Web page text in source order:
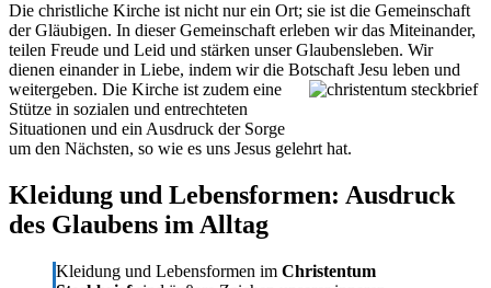
Die christliche Kirche ist nicht nur ein Ort; sie ist die Gemeinschaft
der Gläubigen. In dieser Gemeinschaft erleben wir das Miteinander,
teilen Freude und Leid und stärken unser Glaubensleben. Wir
dienen einander in Liebe, indem wir die Botschaft Jesu leben und
weitergeben. Die Kirche ist zudem eine
Stütze in sozialen und entrechteten
Situationen und ein Ausdruck der Sorge
um den Nächsten, so wie es uns Jesus gelehrt hat.
Kleidung und Lebensformen: Ausdruck
des Glaubens im Alltag
Kleidung und Lebensformen im Christentum